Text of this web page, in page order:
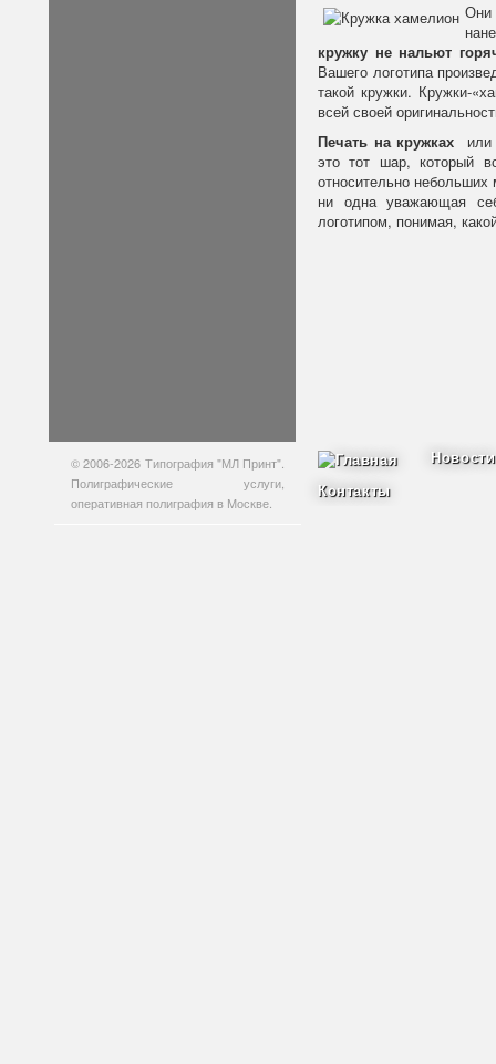
Они
кружку не нальют
Вашего логотипа
такой кружки. Кружки-
всей своей
Печать на кружках
это тот шар, который
относительно
ни одна уважающая
логотипом, понимая,
© 2006-2026 Типография "МЛ Принт".
Полиграфические услуги,
оперативная полиграфия в Москве.
Новости
Контакты